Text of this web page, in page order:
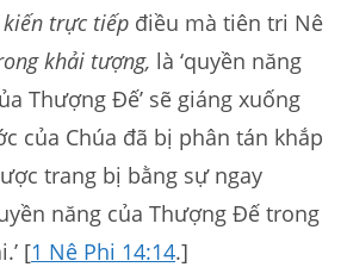
kiến trực tiếp điều mà tiên tri Nê
khải tượng, là ‘quyền năng
Thượng Đế’ sẽ giáng xuống
của Chúa đã bị phân tán khắp
trang bị bằng sự ngay
năng của Thượng Đế trong
[1 Nê Phi 14:14.]